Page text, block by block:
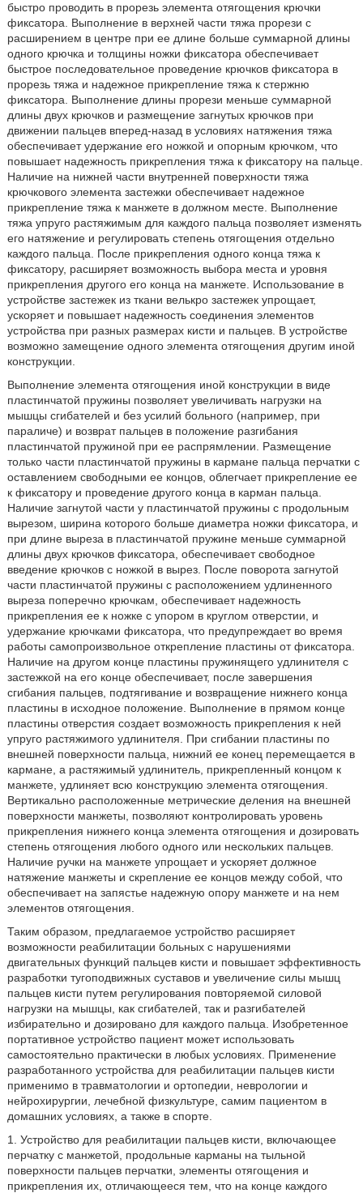
быстро проводить в прорезь элемента отягощения крючки
фиксатора. Выполнение в верхней части тяжа прорези с
расширением в центре при ее длине больше суммарной длины
одного крючка и толщины ножки фиксатора обеспечивает
быстрое последовательное проведение крючков фиксатора в
прорезь тяжа и надежное прикрепление тяжа к стержню
фиксатора. Выполнение длины прорези меньше суммарной
длины двух крючков и размещение загнутых крючков при
движении пальцев вперед-назад в условиях натяжения тяжа
обеспечивает удержание его ножкой и опорным крючком, что
повышает надежность прикрепления тяжа к фиксатору на пальце.
Наличие на нижней части внутренней поверхности тяжа
крючкового элемента застежки обеспечивает надежное
прикрепление тяжа к манжете в должном месте. Выполнение
тяжа упруго растяжимым для каждого пальца позволяет изменять
его натяжение и регулировать степень отягощения отдельно
каждого пальца. После прикрепления одного конца тяжа к
фиксатору, расширяет возможность выбора места и уровня
прикрепления другого его конца на манжете. Использование в
устройстве застежек из ткани велькро застежек упрощает,
ускоряет и повышает надежность соединения элементов
устройства при разных размерах кисти и пальцев. В устройстве
возможно замещение одного элемента отягощения другим иной
конструкции.
Выполнение элемента отягощения иной конструкции в виде
пластинчатой пружины позволяет увеличивать нагрузки на
мышцы сгибателей и без усилий больного (например, при
параличе) и возврат пальцев в положение разгибания
пластинчатой пружиной при ее распрямлении. Размещение
только части пластинчатой пружины в кармане пальца перчатки с
оставлением свободными ее концов, облегчает прикрепление ее
к фиксатору и проведение другого конца в карман пальца.
Наличие загнутой части у пластинчатой пружины с продольным
вырезом, ширина которого больше диаметра ножки фиксатора, и
при длине выреза в пластинчатой пружине меньше суммарной
длины двух крючков фиксатора, обеспечивает свободное
введение крючков с ножкой в вырез. После поворота загнутой
части пластинчатой пружины с расположением удлиненного
выреза поперечно крючкам, обеспечивает надежность
прикрепления ее к ножке с упором в круглом отверстии, и
удержание крючками фиксатора, что предупреждает во время
работы самопроизвольное открепление пластины от фиксатора.
Наличие на другом конце пластины пружинящего удлинителя с
застежкой на его конце обеспечивает, после завершения
сгибания пальцев, подтягивание и возвращение нижнего конца
пластины в исходное положение. Выполнение в прямом конце
пластины отверстия создает возможность прикрепления к ней
упруго растяжимого удлинителя. При сгибании пластины по
внешней поверхности пальца, нижний ее конец перемещается в
кармане, а растяжимый удлинитель, прикрепленный концом к
манжете, удлиняет всю конструкцию элемента отягощения.
Вертикально расположенные метрические деления на внешней
поверхности манжеты, позволяют контролировать уровень
прикрепления нижнего конца элемента отягощения и дозировать
степень отягощения любого одного или нескольких пальцев.
Наличие ручки на манжете упрощает и ускоряет должное
натяжение манжеты и скрепление ее концов между собой, что
обеспечивает на запястье надежную опору манжете и на нем
элементов отягощения.
Таким образом, предлагаемое устройство расширяет
возможности реабилитации больных с нарушениями
двигательных функций пальцев кисти и повышает эффективность
разработки тугоподвижных суставов и увеличение силы мышц
пальцев кисти путем регулирования повторяемой силовой
нагрузки на мышцы, как сгибателей, так и разгибателей
избирательно и дозировано для каждого пальца. Изобретенное
портативное устройство пациент может использовать
самостоятельно практически в любых условиях. Применение
разработанного устройства для реабилитации пальцев кисти
применимо в травматологии и ортопедии, неврологии и
нейрохирургии, лечебной физкультуре, самим пациентом в
домашних условиях, а также в спорте.
1. Устройство для реабилитации пальцев кисти, включающее
перчатку с манжетой, продольные карманы на тыльной
поверхности пальцев перчатки, элементы отягощения и
прикрепления их, отличающееся тем, что на конце каждого